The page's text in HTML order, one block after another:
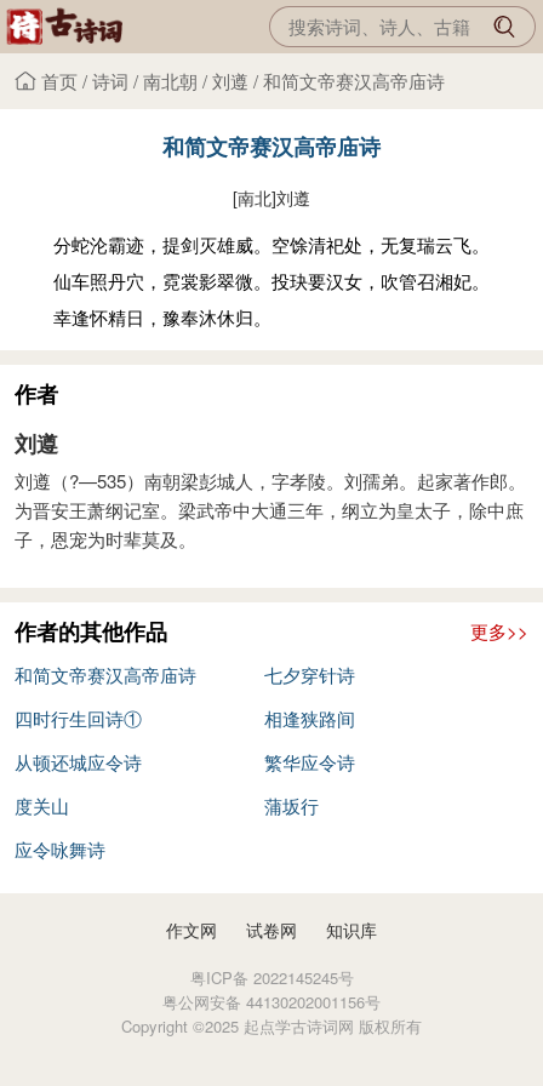
首页/诗词 /南北朝 /刘遵 /和简文帝赛汉高帝庙诗
和简文帝赛汉高帝庙诗
[南北]刘遵
分蛇沦霸迹，提剑灭雄威。空馀清祀处，无复瑞云飞。
仙车照丹穴，霓裳影翠微。投玦要汉女，吹管召湘妃。
幸逢怀精日，豫奉沐休归。
作者
刘遵
刘遵（?—535）南朝梁彭城人，字孝陵。刘孺弟。起家著作郎。
为晋安王萧纲记室。梁武帝中大通三年，纲立为皇太子，除中庶
子，恩宠为时辈莫及。
作者的其他作品
更多>>
和简文帝赛汉高帝庙诗
七夕穿针诗
四时行生回诗①
相逢狭路间
从顿还城应令诗
繁华应令诗
度关山
蒲坂行
应令咏舞诗
作文网 试卷网 知识库
粤ICP备 2022145245号
粤公网安备 44130202001156号
Copyright ©2025 起点学古诗词网 版权所有